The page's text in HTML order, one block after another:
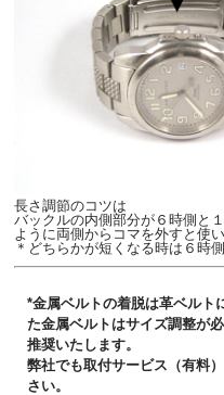
長さ調節のコツは
バックルの内側部分が６時側と
ように両側からコマを外すと使
＊どちらかが短くなる時は６時
*金属ベルトの着脱は革ベルト
た金属ベルトはサイズ調整が
推奨いたします。
弊社でも取付サービス（有料
さい。